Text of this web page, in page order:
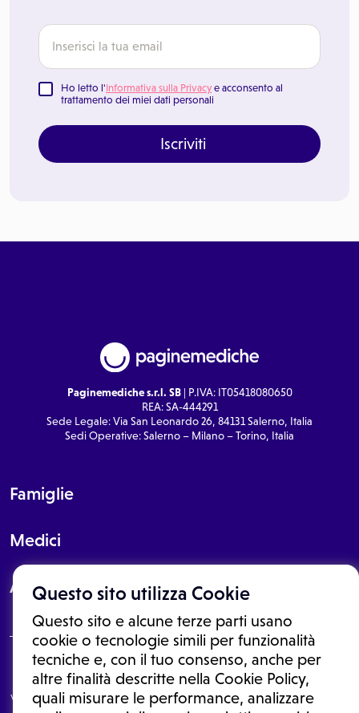
Questo sito utilizza Cookie
Questo sito e alcune terze parti usano
cookie o tecnologie simili per funzionalità
tecniche e, con il tuo consenso, anche per
altre finalità descritte nella Cookie Policy,
quali misurare le performance, analizzare
Ho letto l'Informativa sulla Privacy e acconsento al
trattamento dei miei dati personali
Iscriviti
Paginemediche s.r.l. SB| P.IVA: IT05418080650
REA: SA-444291
Sede Legale: Via San Leonardo 26, 84131 Salerno, Italia
Sedi Operative: Salerno – Milano – Torino, Italia
Famiglie
Medici
About
Le informazioni proposte in questo sito non sono un consulto medico.
In nessun caso, queste informazioni sostituiscono un consulto, una
visita o una diagnosi formulata dal medico. Non si devono considerare
le informazioni disponibili come suggerimenti per la formulazione di